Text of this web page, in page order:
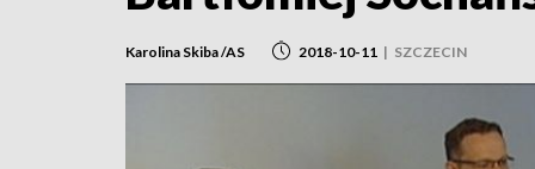
Karolina Skiba /AS 2018-10-11 | SZCZECIN